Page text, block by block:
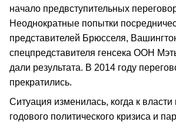
начало предвступительных
Неоднократные попытки
представителей Брюсселя,
спецпредставителя генсека ООН
дали результата. В 2014 году
прекратились.
Ситуация изменилась, когда к
годового политического кризиса и